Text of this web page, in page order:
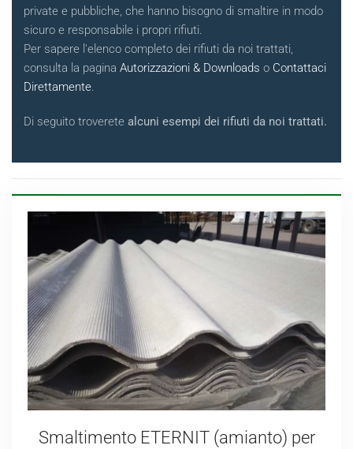
private e pubbliche, che hanno bisogno di smaltire in modo
sicuro e responsabile i propri rifiuti.
Per sapere l'elenco completo dei rifiuti da noi trattati,
consulta la pagina Autorizzazioni & Downloads o Contattaci
Direttamente.
Di seguito troverete alcuni esempi dei rifiuti da noi trattati.
Smaltimento ETERNIT (amianto) per